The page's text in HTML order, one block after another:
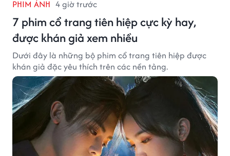
PHIM ẢNH 4 giờ trước
7 phim cổ trang tiên hiệp cực kỳ hay,
được khán giả xem nhiều
Dưới đây là những bộ phim cổ trang tiên hiệp được
khán giả đặc yêu thích trên các nền tảng.